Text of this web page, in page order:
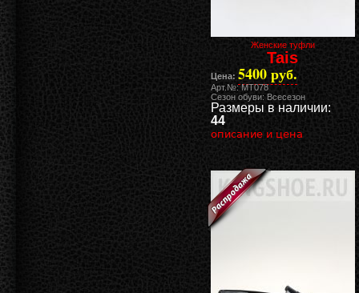
Женские туфли
Tais
Цена: 5400 руб.
Арт.№: MT078
Сезон обуви: Всесезон
Размеры в наличии:
44
описание и цена